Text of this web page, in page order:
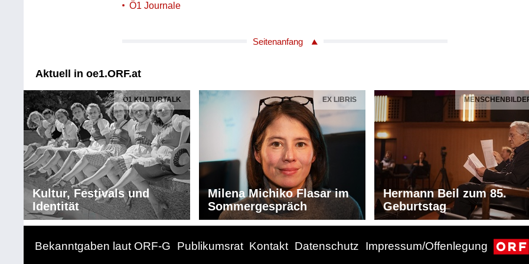
Ö1 Journale
Seitenanfang
Aktuell in oe1.ORF.at
Ö1 KULTURTALK
Kultur, Festivals und
Identität
EX LIBRIS
Milena Michiko Flasar im
Sommergespräch
Hermann Beil zum 85.
Geburtstag
Bekanntgaben laut ORF-G Publikumsrat Kontakt Datenschutz Impressum/Offenlegung